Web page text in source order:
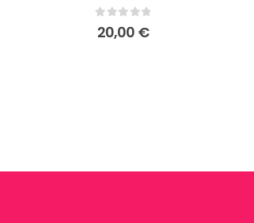
0sur 5
20,00 €